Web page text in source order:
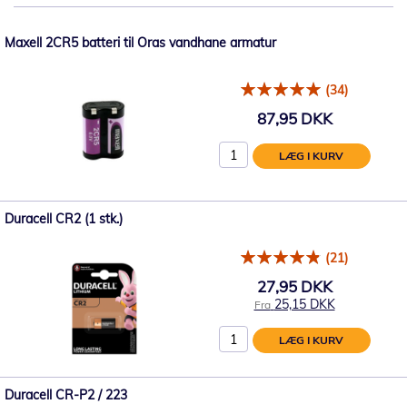
Maxell 2CR5 batteri til Oras vandhane armatur
(34)
87,95 DKK
LÆG I KURV
Duracell CR2 (1 stk.)
(21)
27,95 DKK
Fra 25,15 DKK
LÆG I KURV
Duracell CR-P2 / 223